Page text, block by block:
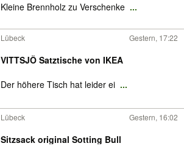
Kleine Brennholz zu Verschenke ...
Lübeck Gestern, 17:22
VITTSJÖ Satztische von IKEA
Der höhere Tisch hat leider ei ...
Lübeck Gestern, 16:02
Sitzsack original Sotting Bull